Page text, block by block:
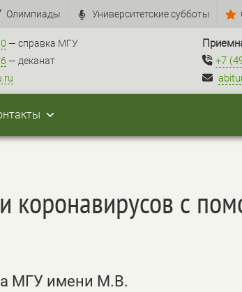
Олимпиады Университетские субботы
— справка МГУ
— деканат
+7
коронавирусов с
МГУ имени М.В.